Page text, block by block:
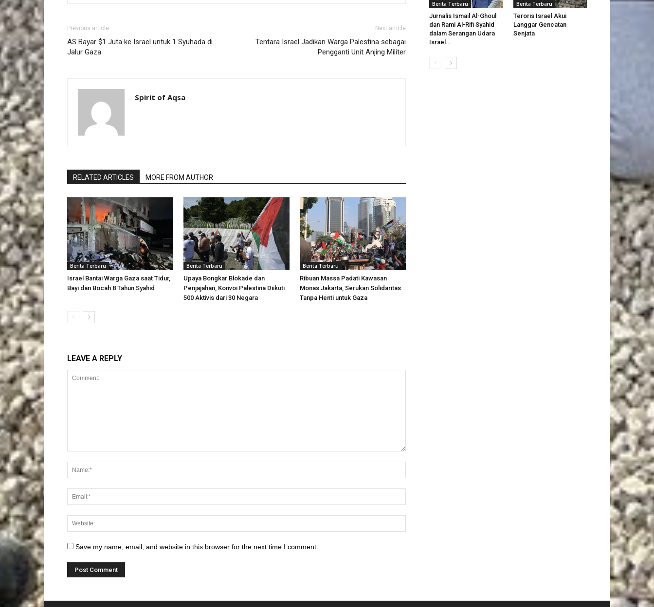
Previous article
AS Bayar $1 Juta ke Israel untuk 1 Syuhada di
Jalur Gaza
Next article
Tentara Israel Jadikan Warga Palestina sebagai
Pengganti Unit Anjing Militer
Spirit of Aqsa
RELATED ARTICLES MORE FROM AUTHOR
Berita Terbaru
Israel Bantai Warga Gaza saat Tidur,
Bayi dan Bocah 8 Tahun Syahid
Berita Terbaru
Upaya Bongkar Blokade dan
Penjajahan, Konvoi Palestina Diikuti
500 Aktivis dari 30 Negara
Berita Terbaru
Ribuan Massa Padati Kawasan
Monas Jakarta, Serukan Solidaritas
Tanpa Henti untuk Gaza
LEAVE A REPLY
Save my name, email, and website in this browser for the next time I comment.
Berita Terbaru
Jurnalis Ismail Al-Ghoul
dan Rami Al-Rifi Syahid
dalam Serangan Udara
Israel...
Berita Terbaru
Teroris Israel Akui
Langgar Gencatan
Senjata